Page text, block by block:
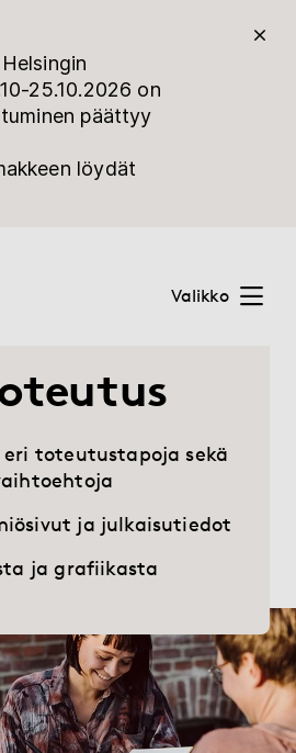
25.10.2026 on
päättyy
löydät
Valikko
toteutustapoja sekä
ja julkaisutiedot
ja grafiikasta